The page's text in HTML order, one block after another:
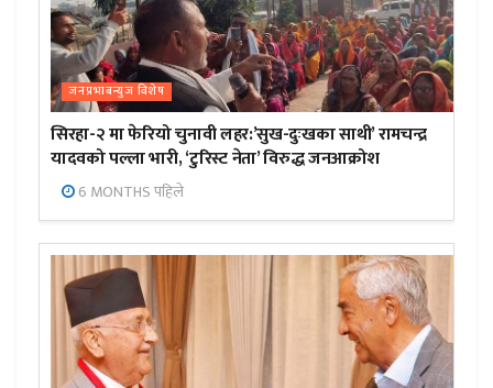
जनप्रभाबन्युज विशेष
सिरहा-२ मा फेरियो चुनावी लहर:’सुख-दुःखका साथी’ रामचन्द्र
यादवको पल्ला भारी, ‘टुरिस्ट नेता’ विरुद्ध जनआक्रोश
6 MONTHS पहिले